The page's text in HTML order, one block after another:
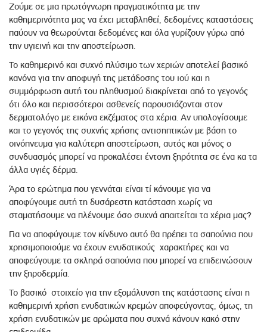
Ζούμε σε μια πρωτόγνωρη πραγματικότητα με την
καθημερινότητα μας να έχει μεταβληθεί, δεδομένες καταστάσεις
παύουν να θεωρούνται δεδομένες και όλα γυρίζουν γύρω από
την υγιεινή και την αποστείρωση.
Το καθημερινό και συχνό πλύσιμο των χεριών αποτελεί βασικό
κανόνα για την αποφυγή της μετάδοσης του ιού και η
συμμόρφωση αυτή του πληθυσμού διακρίνεται από το γεγονός
ότι όλο και περισσότεροι ασθενείς παρουσιάζονται στον
δερματολόγο με εικόνα εκζέματος στα χέρια. Αν υπολογίσουμε
και το γεγονός της συχνής χρήσης αντισηπτικών με βάση το
οινόπνευμα για καλύτερη αποστείρωση, αυτός και μόνος ο
συνδυασμός μπορεί να προκαλέσει έντονη ξηρότητα σε ένα κα τα
άλλα υγιές δέρμα.
Άρα το ερώτημα που γεννάται είναι τί κάνουμε για να
αποφύγουμε αυτή τη δυσάρεστη κατάσταση χωρίς να
σταματήσουμε να πλένουμε όσο συχνά απαιτείται τα χέρια μας?
Για να αποφύγουμε τον κίνδυνο αυτό θα πρέπει τα σαπούνια που
χρησιμοποιούμε να έχουν ενυδατικούς χαρακτήρες και να
αποφεύγουμε τα σκληρά σαπούνια που μπορεί να επιδεινώσουν
την ξηροδερμία.
Το βασικό στοιχείο για την εξομάλυνση της κατάστασης είναι η
καθημερινή χρήση ενυδατικών κρεμών αποφεύγοντας, όμως, τη
χρήση ενυδατικών με αρώματα που συχνά κάνουν κακό στην